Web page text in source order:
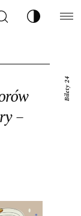
Zmień
–
Bilety 24